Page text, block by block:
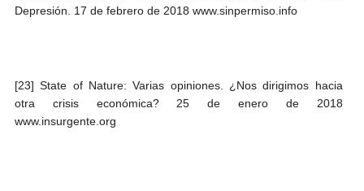
Depresión. 17 de febrero de 2018 www.sinpermiso.info
[23] State of Nature: Varias opiniones. ¿Nos dirigimos hacia
otra crisis económica? 25 de enero de 2018
www.insurgente.org